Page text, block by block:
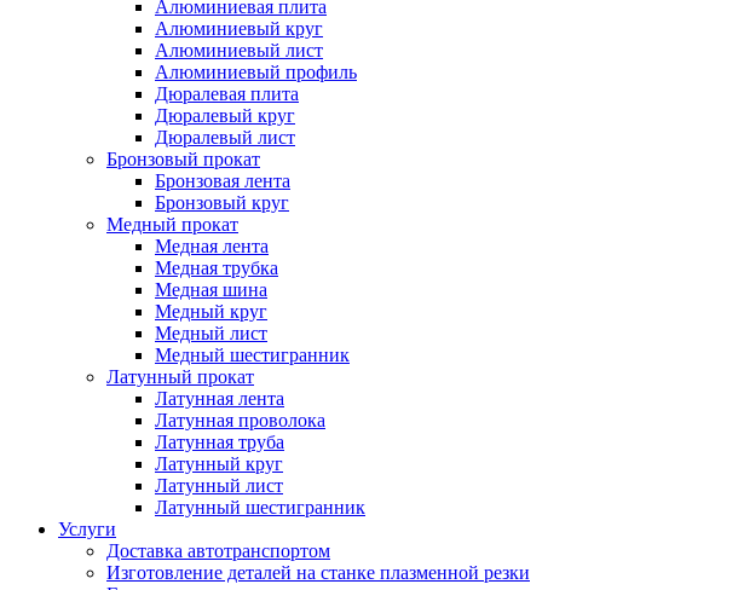
Алюминиевая плита
Алюминиевый круг
Алюминиевый лист
Алюминиевый профиль
Дюралевая плита
Дюралевый круг
Дюралевый лист
Бронзовый прокат
Бронзовая лента
Бронзовый круг
Медный прокат
Медная лента
Медная трубка
Медная шина
Медный круг
Медный лист
Медный шестигранник
Латунный прокат
Латунная лента
Латунная проволока
Латунная труба
Латунный круг
Латунный лист
Латунный шестигранник
Услуги
Доставка автотранспортом
Изготовление деталей на станке плазменной резки